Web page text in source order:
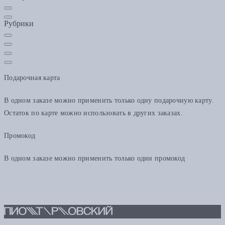
Рубрики
Подарочная карта
В одном заказе можно применить только одну подарочную карту.
Остаток по карте можно использовать в других заказах.
Промокод
В одном заказе можно применить только один промокод